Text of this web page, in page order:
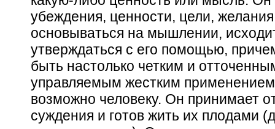
убеждения, ценности, цели,
основываться на мышлении,
утверждаться с его помощью,
быть настолько четким и
управляемым жестким применением
возможно человеку. Он принимает
суждения и готов жить их плодами